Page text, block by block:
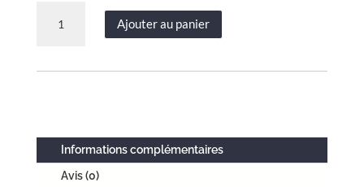
travée
-
hauteur
Ajouter au panier
Informations complémentaires
Avis (0)